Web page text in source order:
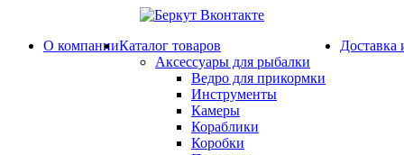
О компанииКаталог товаров
Аксессуары для рыбалки
Ведро для прикормки
Инструменты
Камеры
Кораблики
Коробки
Доставка